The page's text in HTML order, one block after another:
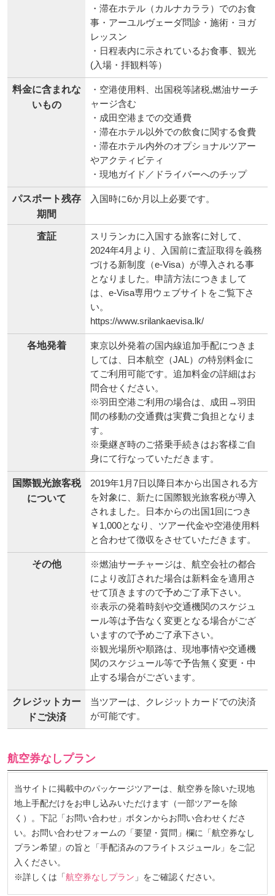
ス）
・滞在ホテル（カルナカララ）でのお食
事・アーユルヴェーダ問診・施術・ヨガ
レッスン
・日程表内に示されているお食事、観光
(入場・拝観料等）
料金に含まれな
・空港使用料、出国税等諸税,燃油サーチ
ャージ含む
・成田空港までの交通費
・滞在ホテル以外での飲食に関する食費
・滞在ホテル内外のオプショナルツアー
やアクティビティ
・現地ガイド／ドライバーへのチップ
パスポート残存
期間
スリランカに入国する旅客に対して、
2024年4月より、入国前に査証取得を義務
づける新制度（e-Visa）が導入される事
となりました。申請方法につきまして
は、e-Visa専用ウェブサイトをご覧下さ
い。
https://www.srilankaevisa.lk/
東京以外発着の国内線追加手配につきま
しては、日本航空（JAL）の特別料金に
てご利用可能です。追加料金の詳細はお
問合せください。
※羽田空港ご利用の場合は、成田→羽田
間の移動の交通費は実費ご負担となりま
す。
※乗継ぎ時のご搭乗手続きはお客様ご自
身にて行なっていただきます。
国際観光旅客税
2019年1月7日以降日本から出国される方
を対象に、新たに国際観光旅客税が導入
されました。日本からの出国1回につき
￥1,000となり、ツアー代金や空港使用料
と合わせて徴収をさせていただきます。
※燃油サーチャージは、航空会社の都合
により改訂された場合は新料金を適用さ
せて頂きますので予めご了承下さい。
※表示の発着時刻や交通機関のスケジュ
ール等は予告なく変更となる場合がござ
いますので予めご了承下さい。
※観光場所や順路は、現地事情や交通機
関のスケジュール等で予告無く変更・中
止する場合がございます。
クレジットカー
ドご決済
当ツアーは、クレジットカードでの決済
が可能です。
航空券なしプラン
当サイトに掲載中のパッケージツアーは、航空券を除いた現地
地上手配だけをお申し込みいただけます（一部ツアーを除
く）。下記「お問い合わせ」ボタンからお問い合わせくださ
い。お問い合わせフォームの「要望・質問」欄に「航空券なし
プラン希望」の旨と「手配済みのフライトスジュール」をご記
入ください。